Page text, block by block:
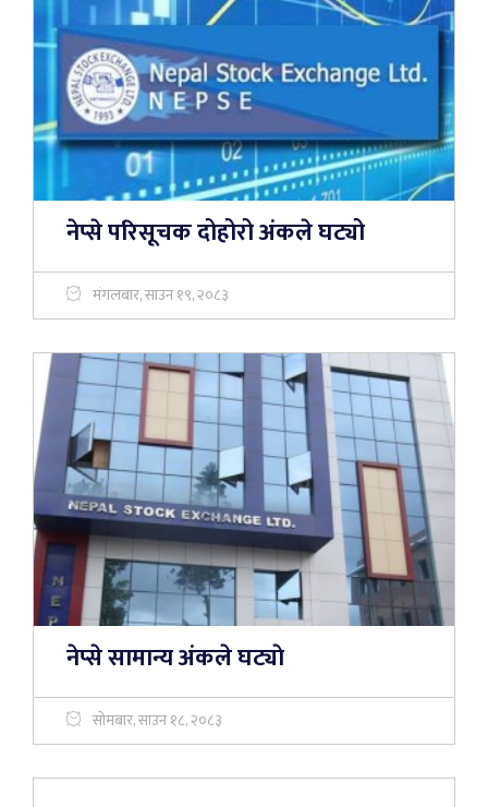
नेप्से परिसूचक दोहोरो अंकले घट्यो
मंगलबार, साउन १९, २०८३
नेप्से सामान्य अंकले घट्याे
सोमबार, साउन १८, २०८३